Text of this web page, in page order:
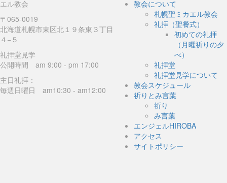
エル教会
〒065-0019
北海道札幌市東区北１９条東３丁目
４−５
礼拝堂見学
公開時間 am 9:00 - pm 17:00
主日礼拝：
毎週日曜日 am10:30 - am12:00
教会について
札幌聖ミカエル教会
礼拝（聖餐式）
初めての礼拝
（月曜祈りの夕
べ）
礼拝堂
礼拝堂見学について
教会スケジュール
祈りとみ言葉
祈り
み言葉
エンジェルHIROBA
アクセス
サイトポリシー